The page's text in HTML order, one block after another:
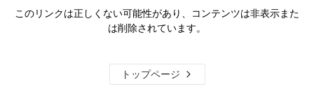
このリンクは正しくない可能性があり、コンテンツは非表示また
は削除されています。
トップページ